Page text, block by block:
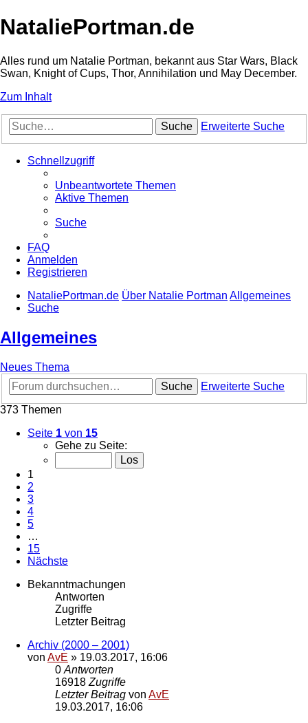
NataliePortman.de
Alles rund um Natalie Portman, bekannt aus Star Wars, Black
Swan, Knight of Cups, Thor, Annihilation und May December.
Zum Inhalt
Suche Erweiterte Suche
Schnellzugriff
Unbeantwortete Themen
Aktive Themen
Suche
FAQ
Anmelden
Registrieren
NataliePortman.de Über Natalie Portman Allgemeines
Suche
Allgemeines
Neues Thema
Suche
Erweiterte Suche
373 Themen
Seite 1 von 15
Gehe zu Seite:
1
2
3
4
5
…
15
Nächste
Bekanntmachungen
Antworten
Zugriffe
Letzter Beitrag
Archiv (2000 – 2001)
von AvE » 19.03.2017, 16:06
0 Antworten
16918 Zugriffe
Letzter Beitrag von AvE
19.03.2017, 16:06